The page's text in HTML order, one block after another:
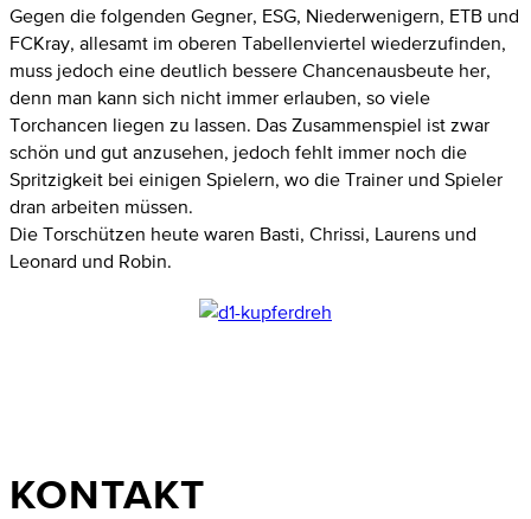
Gegen die folgenden Gegner, ESG, Niederwenigern, ETB und
FCKray, allesamt im oberen Tabellenviertel wiederzufinden,
muss jedoch eine deutlich bessere Chancenausbeute her,
denn man kann sich nicht immer erlauben, so viele
Torchancen liegen zu lassen. Das Zusammenspiel ist zwar
schön und gut anzusehen, jedoch fehlt immer noch die
Spritzigkeit bei einigen Spielern, wo die Trainer und Spieler
dran arbeiten müssen.
Die Torschützen heute waren Basti, Chrissi, Laurens und
Leonard und Robin.
KONTAKT